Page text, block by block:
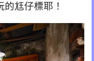
尪仔標耶！